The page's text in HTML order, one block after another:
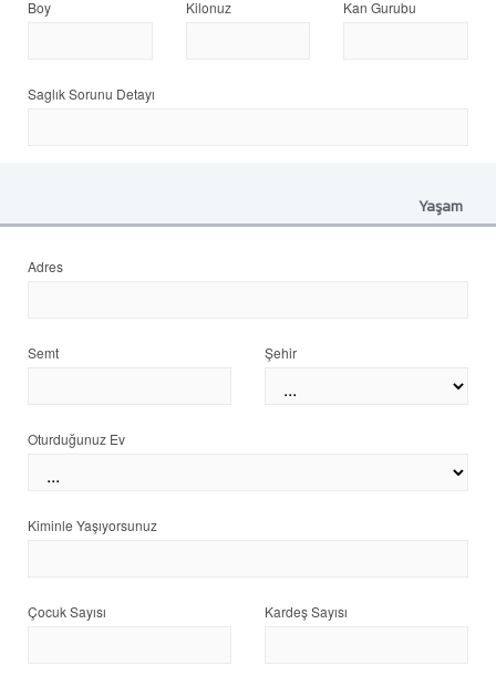
Boy Kilonuz Kan Gurubu
Saglık Sorunu Detayı
Yaşam
Adres
Semt Şehir
Oturduğunuz Ev
Kiminle Yaşıyorsunuz
Çocuk Sayısı Kardeş Sayısı